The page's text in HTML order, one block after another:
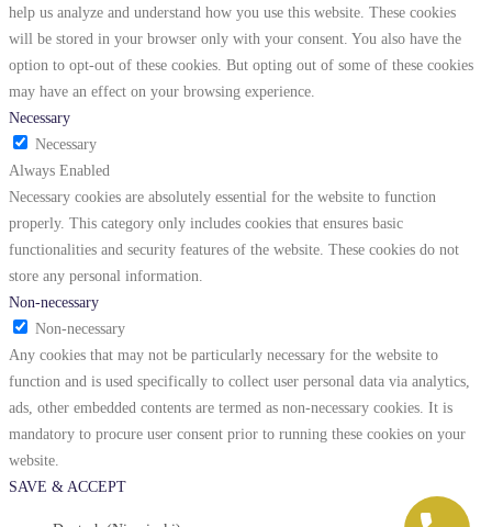
help us analyze and understand how you use this website. These cookies
will be stored in your browser only with your consent. You also have the
option to opt-out of these cookies. But opting out of some of these cookies
may have an effect on your browsing experience.
Necessary
Necessary
Always Enabled
Necessary cookies are absolutely essential for the website to function
properly. This category only includes cookies that ensures basic
functionalities and security features of the website. These cookies do not
store any personal information.
Non-necessary
Non-necessary
Any cookies that may not be particularly necessary for the website to
function and is used specifically to collect user personal data via analytics,
ads, other embedded contents are termed as non-necessary cookies. It is
mandatory to procure user consent prior to running these cookies on your
website.
SAVE & ACCEPT